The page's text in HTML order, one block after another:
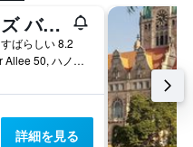
プライズ バイ ラディソン, ハノーファー シティ
すばらしい 8.2
Hamburger Allee 50, ハノーファー, ニーダーザクセン, ドイツ
詳細を見る